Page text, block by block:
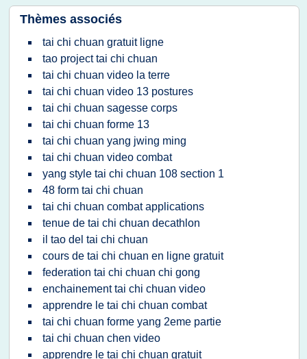
Thèmes associés
tai chi chuan gratuit ligne
tao project tai chi chuan
tai chi chuan video la terre
tai chi chuan video 13 postures
tai chi chuan sagesse corps
tai chi chuan forme 13
tai chi chuan yang jwing ming
tai chi chuan video combat
yang style tai chi chuan 108 section 1
48 form tai chi chuan
tai chi chuan combat applications
tenue de tai chi chuan decathlon
il tao del tai chi chuan
cours de tai chi chuan en ligne gratuit
federation tai chi chuan chi gong
enchainement tai chi chuan video
apprendre le tai chi chuan combat
tai chi chuan forme yang 2eme partie
tai chi chuan chen video
apprendre le tai chi chuan gratuit